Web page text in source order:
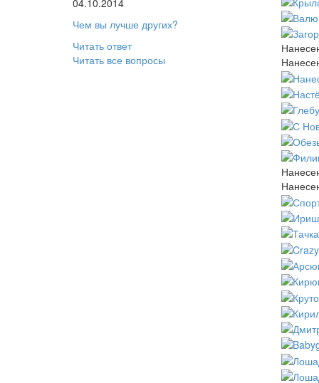
04.10.2014
Чем вы лучше других?
Читать ответ
Читать все вопросы